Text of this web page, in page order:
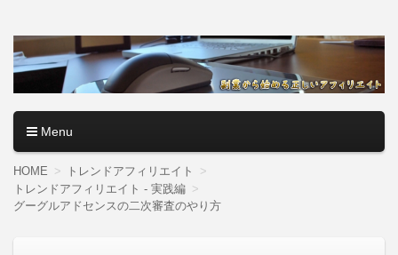
アフィリエイトロード【副
業から始める正しいアフィ
リエイト】
やり方を無料公開中。基礎講座からノウハウまでを当サイト
で記事として紹介しているので、パソコン初心者でも分かり
やすく解説しているので大丈夫＾＾
Menu
コンテンツへ移動
HOME
トレンドアフィリエイト
トレンドアフィリエイト - 実践編
グーグルアドセンスの二次審査のやり方